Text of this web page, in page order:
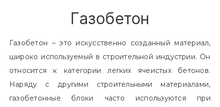
Газобетон
Газобетон – это искусственно созданный материал,
широко используемый в строительной индустрии. Он
относится к категории легких ячеистых бетонов.
Наряду с другими строительными материалами,
газобетонные блоки часто используются при